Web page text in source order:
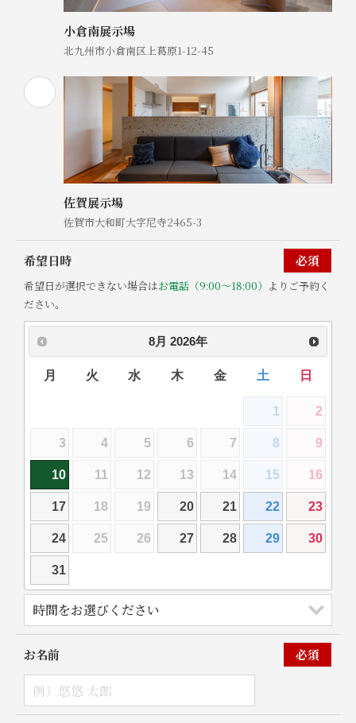
小倉南展示場
北九州市小倉南区上葛原1-12-45
佐賀展示場
佐賀市大和町大字尼寺2465-3
希望日時 必須
希望日が選択できない場合はお電話（9:00～18:00） よりご予約く
ださい。
8月 2026年
月 火 水 木 金 土 日
1 2
3 4 5 6 7 8 9
10 11 12 13 14 15 16
17 18 19 20 21 22 23
24 25 26 27 28 29 30
31
お名前 必須